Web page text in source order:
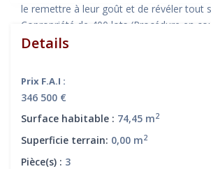
le remettre à leur goût et de révéler tout
Copropriété de 400 lots (Procédure en
Charges annuelles : 2520.00 euros.
Details
Prix F.A.I :
346 500 €
Surface habitable : 74,45 m2
Superficie terrain: 0,00 m2
Pièce(s) : 3